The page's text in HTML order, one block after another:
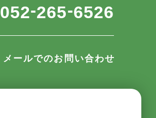
052-265-6526
メールでのお問い合わせ